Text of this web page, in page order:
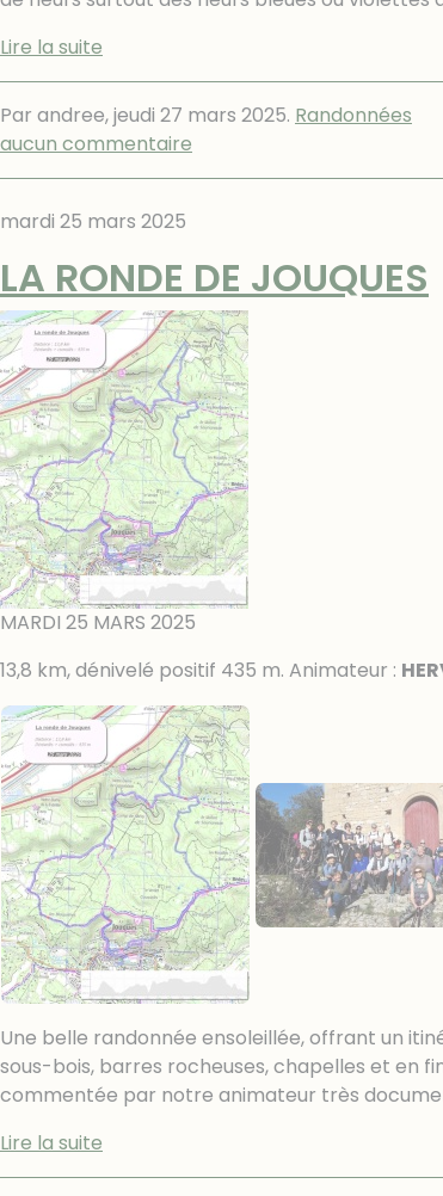
Lire la suite
Par andree,jeudi 27 mars 2025. Randonnées
aucun commentaire
mardi 25 mars 2025
LA RONDE DE JOUQUES
MARDI 25 MARS 2025
13,8 km, dénivelé positif 435 m. Animateur :
Une belle randonnée ensoleillée, offrant un
sous-bois, barres rocheuses, chapelles et en
commentée par notre animateur très
Lire la suite